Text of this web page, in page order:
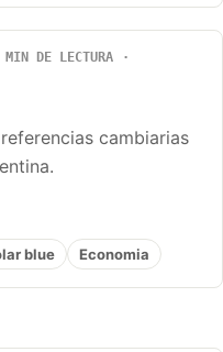
DE LECTURA
cambiarias
blue Economia